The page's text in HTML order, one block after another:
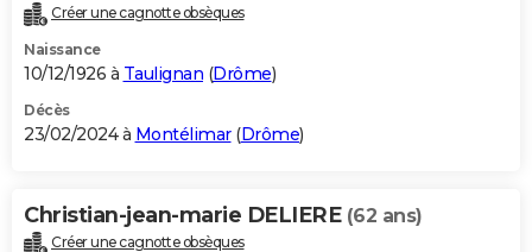
Créer une cagnotte obsèques
Naissance
10/12/1926 à Taulignan (Drôme)
Décès
23/02/2024 à Montélimar(Drôme)
Christian-jean-marie DELIERE (62 ans)
Créer une cagnotte obsèques